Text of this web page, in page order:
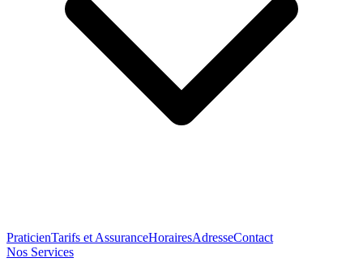
PraticienTarifs et AssuranceHorairesAdresseContact
Nos Services